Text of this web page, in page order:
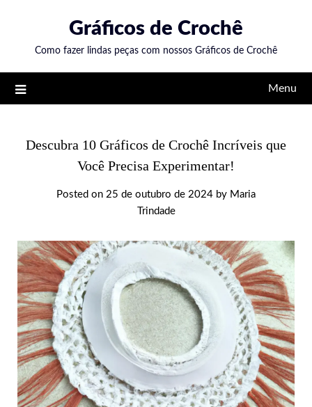
content
Gráficos de Crochê
Como fazer lindas peças com nossos Gráficos de Crochê
Menu
Descubra 10 Gráficos de Crochê Incríveis que
Você Precisa Experimentar!
Posted on 25 de outubro de 2024 by Maria
Trindade